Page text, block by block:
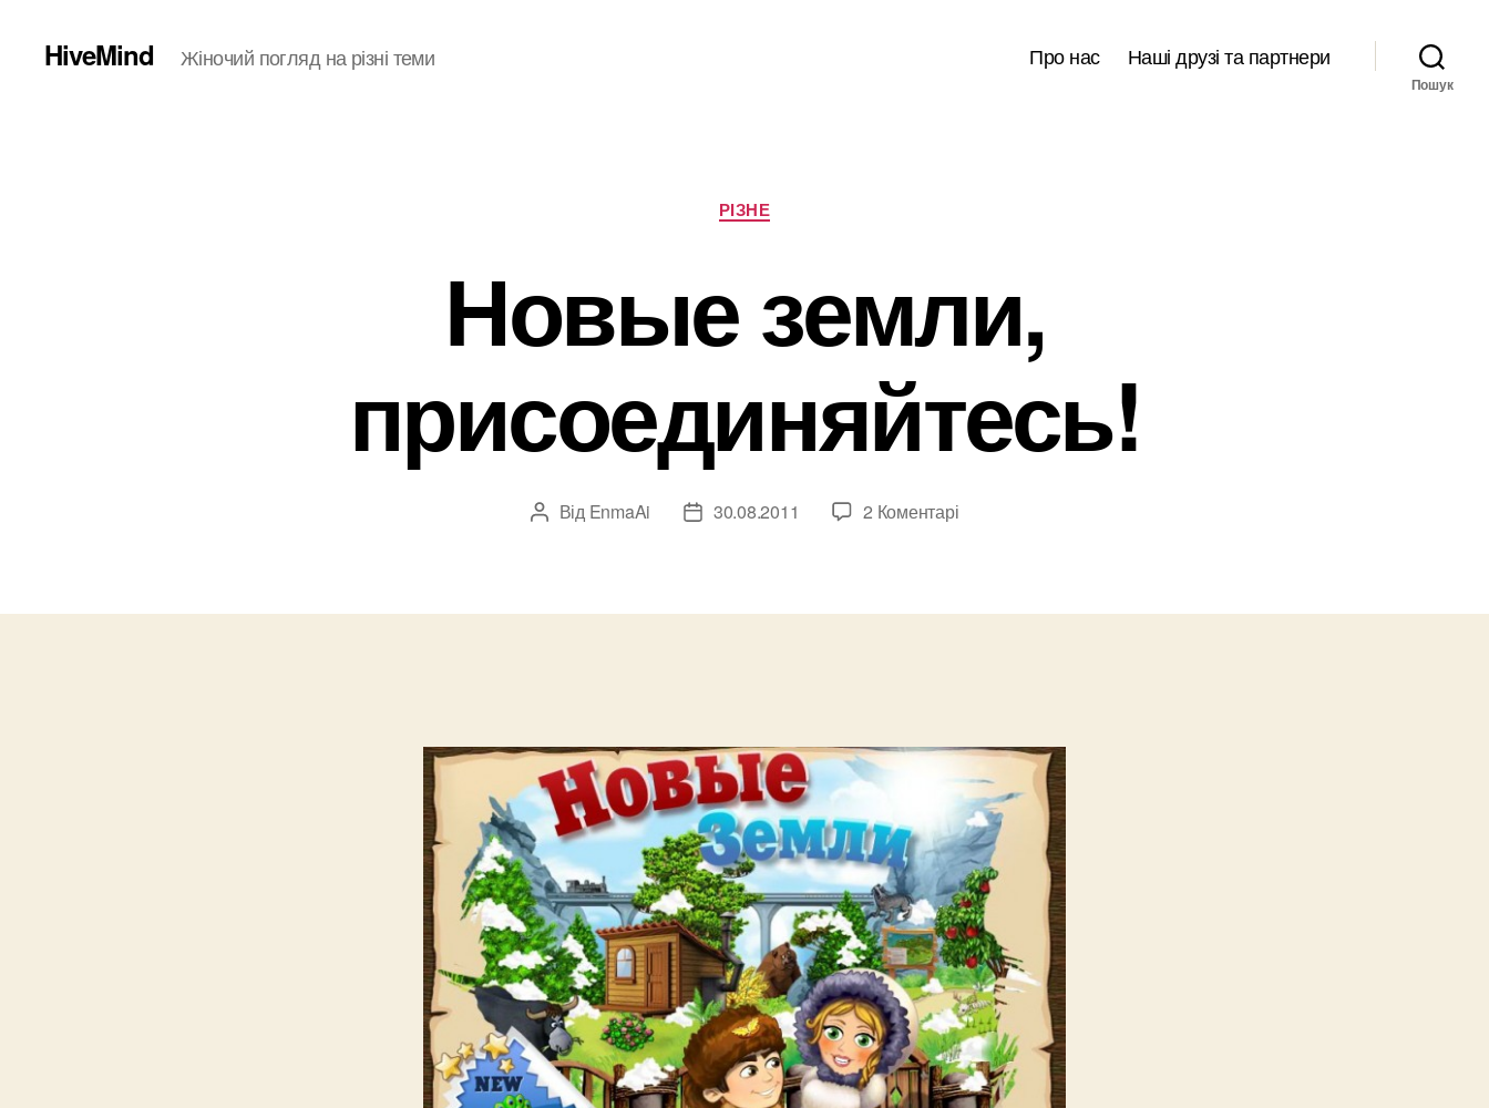
HiveMind Жіночий погляд на різні теми Про нас Наші друзі та партнери
Пошук
Категорії
РІЗНЕ
Новые земли,
присоединяйтесь!
Автор
Від EnmaAi
Дата30.08.2011 2 Коментарідо